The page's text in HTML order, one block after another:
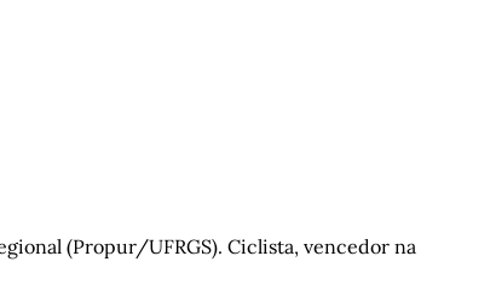
(Propur/UFRGS). Ciclista, vencedor na